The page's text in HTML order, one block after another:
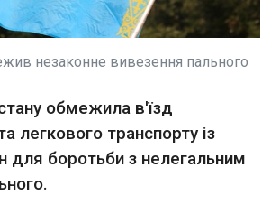
ринки (DMA), повідомляє
суд ЄС відхилив позов
чинним рішення
посередниками, на
зобов’язання закону.
Одесу: загинули четверо
незаконне вивезення пального
обмежила в'їзд
легкового транспорту із
для боротьби з нелегальним